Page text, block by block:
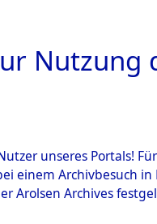
Nutzung
unseres Portals!
einem Archivbesuch
Arolsen Archives